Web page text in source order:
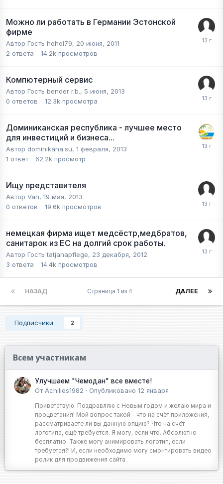
Можно ли работать в Германии Эстонской
фирме
Автор Гость hohol79, 20 июня, 2011
2 ответа 14.2k просмотров
Компютерный сервис
Автор Гость bender r.b., 5 июня, 2013
0 ответов 12.3k просмотра
Доминиканская республика - лучшее место
для инвестиций и бизнеса...
Автор dominikana.su, 1 февраля, 2013
1 ответ 62.2k просмотр
Ищу представителя
Автор Van, 19 мая, 2013
0 ответов 19.6k просмотров
немецкая фирма ищет медсёстр,медбратов,
санитарок из ЕС на долгий срок работы.
Автор Гость tatjanapflege, 23 декабря, 2012
3 ответа 14.4k просмотров
НАЗАД ДАЛЕЕ
Страница 1 из 4
Подписчики 2
Всем участникам
Улучшаем "Чемодан" все вместе!
От Achilles1982 · Опубликовано 12 января
Приветствую. Поздравляю с Новым годом и желаю мира и
процветания! Мой вопрос такой - что на счёт приложения,
рассматриваете ли вы данную опцию? Что на счёт
логотипа, ещё требуется. Я могу, если что. Абсолютно
бесплатно. Также могу анимировать логотип, если
требуется?! И, если необходимо могу смонтировать видео
ролик для продвижения сайта.